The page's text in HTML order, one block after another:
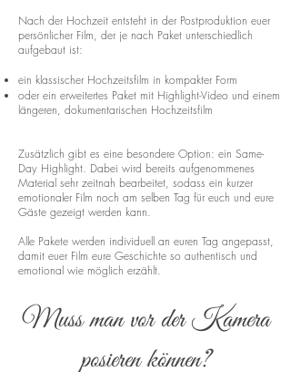
Nach der Hochzeit entsteht in der Postproduktion euer
persönlicher Film, der je nach Paket unterschiedlich
aufgebaut ist:
ein klassischer Hochzeitsfilm in kompakter Form
oder ein erweitertes Paket mit Highlight-Video und einem
längeren, dokumentarischen Hochzeitsfilm
Zusätzlich gibt es eine besondere Option: ein Same-
Day Highlight. Dabei wird bereits aufgenommenes
Material sehr zeitnah bearbeitet, sodass ein kurzer
emotionaler Film noch am selben Tag für euch und eure
Gäste gezeigt werden kann.
Alle Pakete werden individuell an euren Tag angepasst,
damit euer Film eure Geschichte so authentisch und
emotional wie möglich erzählt.
Muss man vor der Kamera
posieren können?